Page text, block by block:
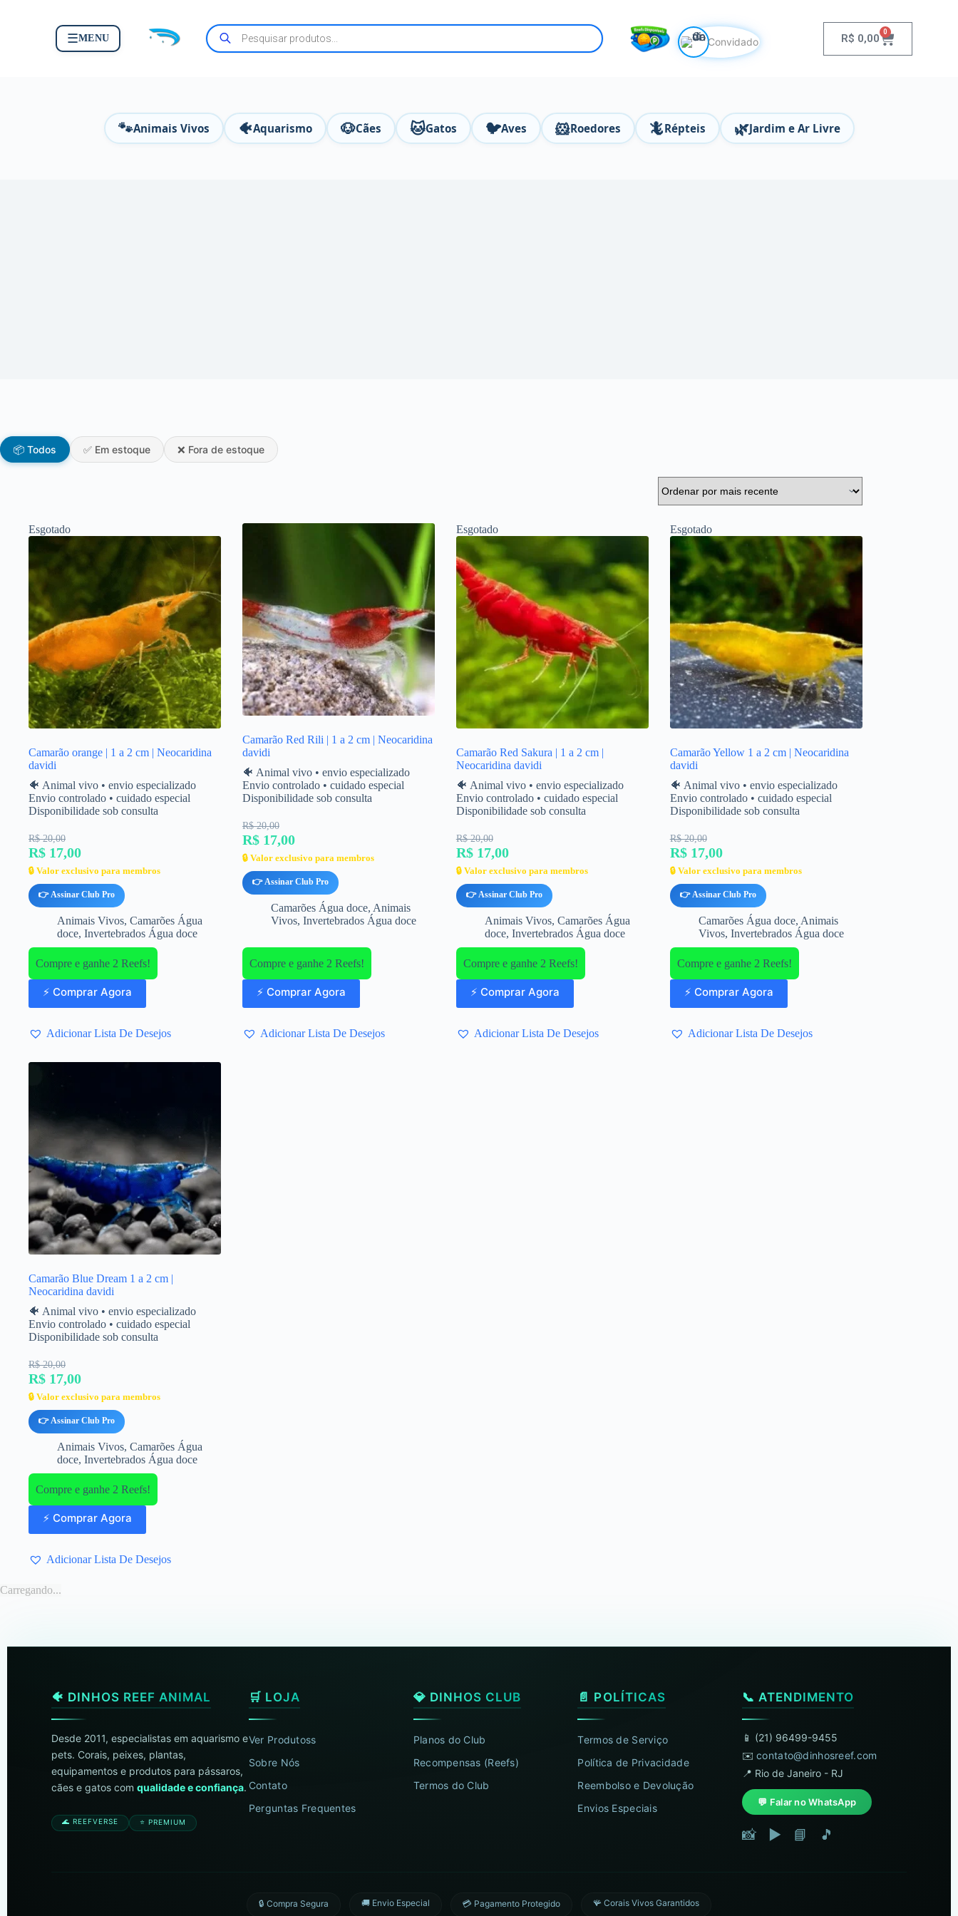
☰MENU Convidado R$ 0,00
0
🐾Animais Vivos 🐠Aquarismo 🐶Cães 🐱Gatos 🐦Aves 🐹Roedores 🦎Répteis 🌿Jardim e Ar Livre
📦 Todos ✅ Em estoque ❌ Fora de estoque
Esgotado
Camarão orange | 1 a 2 cm | Neocaridina
davidi
🐠 Animal vivo • envio especializado
Envio controlado • cuidado especial
Disponibilidade sob consulta
R$ 20,00
R$ 17,00
🔒 Valor exclusivo para membros
👉 Assinar Club Pro
Animais Vivos, Camarões Água
doce, Invertebrados Água doce
Compre e ganhe 2 Reefs!
⚡ Comprar Agora
Adicionar Lista De Desejos
Camarão Red Rili | 1 a 2 cm | Neocaridina
davidi
🐠 Animal vivo • envio especializado
Envio controlado • cuidado especial
Disponibilidade sob consulta
R$ 20,00
R$ 17,00
🔒 Valor exclusivo para membros
👉 Assinar Club Pro
Camarões Água doce, Animais
Vivos, Invertebrados Água doce
Compre e ganhe 2 Reefs!
⚡ Comprar Agora
Adicionar Lista De Desejos
Esgotado
Camarão Red Sakura | 1 a 2 cm |
Neocaridina davidi
🐠 Animal vivo • envio especializado
Envio controlado • cuidado especial
Disponibilidade sob consulta
R$ 20,00
R$ 17,00
🔒 Valor exclusivo para membros
👉 Assinar Club Pro
Animais Vivos, Camarões Água
doce, Invertebrados Água doce
Compre e ganhe 2 Reefs!
⚡ Comprar Agora
Adicionar Lista De Desejos
Esgotado
Camarão Yellow 1 a 2 cm | Neocaridina
davidi
🐠 Animal vivo • envio especializado
Envio controlado • cuidado especial
Disponibilidade sob consulta
R$ 20,00
R$ 17,00
🔒 Valor exclusivo para membros
👉 Assinar Club Pro
Camarões Água doce, Animais
Vivos, Invertebrados Água doce
Compre e ganhe 2 Reefs!
⚡ Comprar Agora
Adicionar Lista De Desejos
Camarão Blue Dream 1 a 2 cm |
Neocaridina davidi
🐠 Animal vivo • envio especializado
Envio controlado • cuidado especial
Disponibilidade sob consulta
R$ 20,00
R$ 17,00
🔒 Valor exclusivo para membros
👉 Assinar Club Pro
Animais Vivos, Camarões Água
doce, Invertebrados Água doce
Compre e ganhe 2 Reefs!
⚡ Comprar Agora
Adicionar Lista De Desejos
Carregando...
🐠 DINHOS REEF ANIMAL
Desde 2011, especialistas em aquarismo e
pets. Corais, peixes, plantas,
equipamentos e produtos para pássaros,
cães e gatos com qualidade e confiança.
🌊 REEFVERSE ⭐ PREMIUM
🛒 LOJA
Ver Produtoss
Sobre Nós
Contato
Perguntas Frequentes
💎 DINHOS CLUB
Planos do Club
Recompensas (Reefs)
Termos do Club
📄 POLÍTICAS
Termos de Serviço
Política de Privacidade
Reembolso e Devolução
Envios Especiais
📞 ATENDIMENTO
📱 (21) 96499-9455
✉️contato@dinhosreef.com
📍 Rio de Janeiro - RJ
💬 Falar no WhatsApp
📸 ▶️ 📘 🎵
🔒 Compra Segura 🚚 Envio Especial 💳 Pagamento Protegido 🪸 Corais Vivos Garantidos